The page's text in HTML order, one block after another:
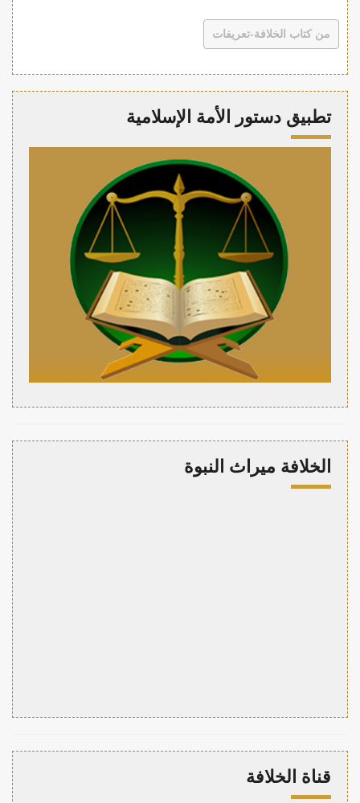
من كتاب الخلافة-تعريفات
تطبيق دستور الأمة الإسلامية
الخلافة ميراث النبوة
قناة الخلافة